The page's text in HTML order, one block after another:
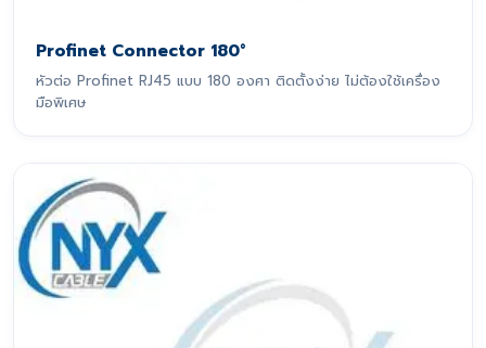
Profinet Connector 180°
หัวต่อ Profinet RJ45 แบบ 180 องศา ติดตั้งง่าย ไม่ต้องใช้เครื่อง
มือพิเศษ